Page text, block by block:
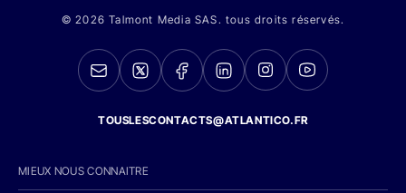
© 2026 Talmont Media SAS. tous droits réservés.
TOUSLESCONTACTS@ATLANTICO.FR
MIEUX NOUS CONNAITRE